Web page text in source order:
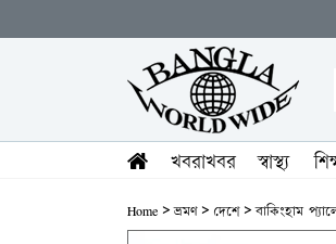
খবরাখবর স্বাস্থ্য
Home > ভ্রমণ > দেশে > বাকিংহাম